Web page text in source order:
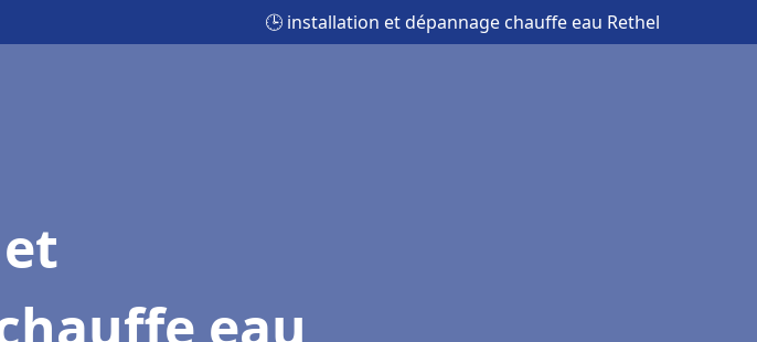
🕒 installation et dépannage chauffe eau Rethel
eau